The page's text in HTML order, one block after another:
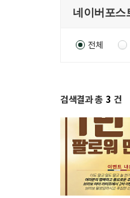
전체
검색결과 총 3 건